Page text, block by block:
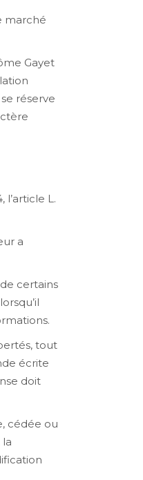
marché
Gayet
réserve
L.
a
certains
tout
écrite
doit
cédée ou